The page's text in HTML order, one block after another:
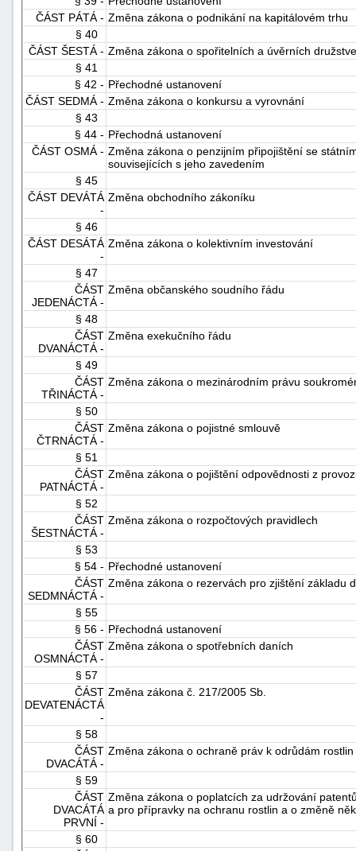
ČÁST PÁTÁ - Změna zákona o podnikání na kapitálovém trhu
§ 40
ČÁST ŠESTÁ - Změna zákona o spořitelních a úvěrních
§ 41
§ 42 - Přechodné ustanovení
ČÁST SEDMÁ - Změna zákona o konkursu a vyrovnání
§ 43
§ 44 - Přechodná ustanovení
ČÁST OSMÁ - Změna zákona o penzijním připojištění se
souvisejících s jeho zavedením
§ 45
ČÁST DEVÁTÁ
-
Změna obchodního zákoníku
§ 46
ČÁST DESÁTÁ
-
Změna zákona o kolektivním investování
§ 47
ČÁST
JEDENÁCTÁ -
Změna občanského soudního řádu
§ 48
ČÁST
DVANÁCTÁ -
Změna exekučního řádu
§ 49
ČÁST
TŘINÁCTÁ -
Změna zákona o mezinárodním právu
§ 50
ČÁST
ČTRNÁCTÁ -
Změna zákona o pojistné smlouvě
§ 51
ČÁST
PATNÁCTÁ -
Změna zákona o pojištění odpovědnosti z
§ 52
ČÁST
ŠESTNÁCTÁ -
Změna zákona o rozpočtových pravidlech
§ 53
§ 54 - Přechodné ustanovení
ČÁST
SEDMNÁCTÁ -
Změna zákona o rezervách pro zjištění základu
§ 55
§ 56 - Přechodná ustanovení
ČÁST
OSMNÁCTÁ -
Změna zákona o spotřebních daních
§ 57
ČÁST
DEVATENÁCTÁ
-
Změna zákona č. 217/2005 Sb.
§ 58
ČÁST
DVACÁTÁ -
Změna zákona o ochraně práv k odrůdám rostlin
§ 59
ČÁST
DVACÁTÁ
PRVNÍ -
Změna zákona o poplatcích za udržování
a pro přípravky na ochranu rostlin a o změně
§ 60